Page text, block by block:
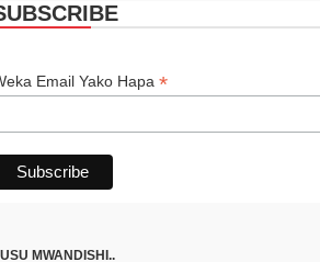
Email Yako Hapa *
MWANDISHI..